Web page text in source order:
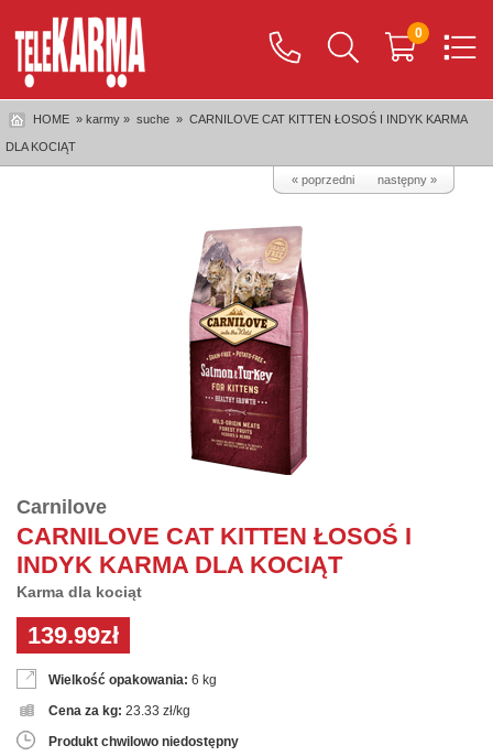
0
HOME » karmy » suche » CARNILOVE CAT KITTEN ŁOSOŚ I INDYK KARMA
DLA KOCIĄT
« poprzedni następny »
Carnilove
CARNILOVE CAT KITTEN ŁOSOŚ I
INDYK KARMA DLA KOCIĄT
Karma dla kociąt
139.99zł
Wielkość opakowania: 6 kg
Cena za kg: 23.33 zł/kg
Produkt chwilowo niedostępny